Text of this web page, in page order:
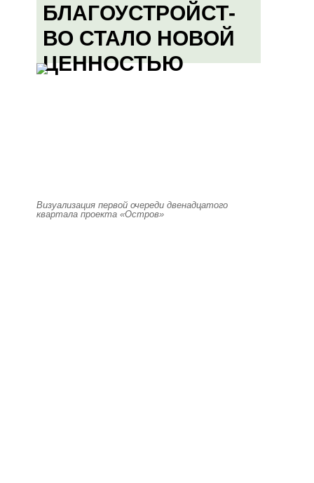
БЛАГОУСТРОЙСТ-
ВО СТАЛО НОВОЙ
ЦЕННОСТЬЮ
Визуализация первой очереди двенадцатого
квартала проекта «Остров»